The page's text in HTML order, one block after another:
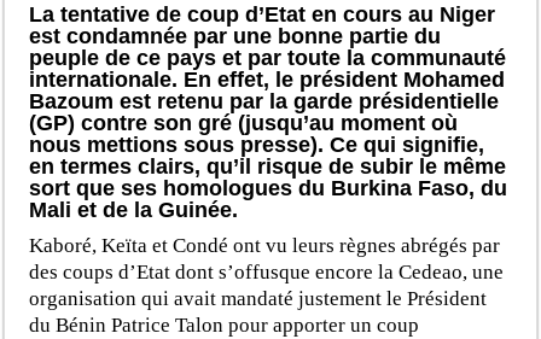
La tentative de coup d’Etat en cours au Niger
est condamnée par une bonne partie du
peuple de ce pays et par toute la communauté
internationale. En effet, le président Mohamed
Bazoum est retenu par la garde présidentielle
(GP) contre son gré (jusqu’au moment où
nous mettions sous presse). Ce qui signifie,
en termes clairs, qu’il risque de subir le même
sort que ses homologues du Burkina Faso, du
Mali et de la Guinée.
Kaboré, Keïta et Condé ont vu leurs règnes abrégés par
des coups d’Etat dont s’offusque encore la Cedeao, une
organisation qui avait mandaté justement le Président
du Bénin Patrice Talon pour apporter un coup